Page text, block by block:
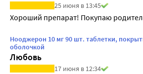
25 июня в 13:45
Хороший препарат! Покупаю
Нооджерон 10 мг 90 шт. таблетки,
оболочкой
Любовь
17 июня в 12:34